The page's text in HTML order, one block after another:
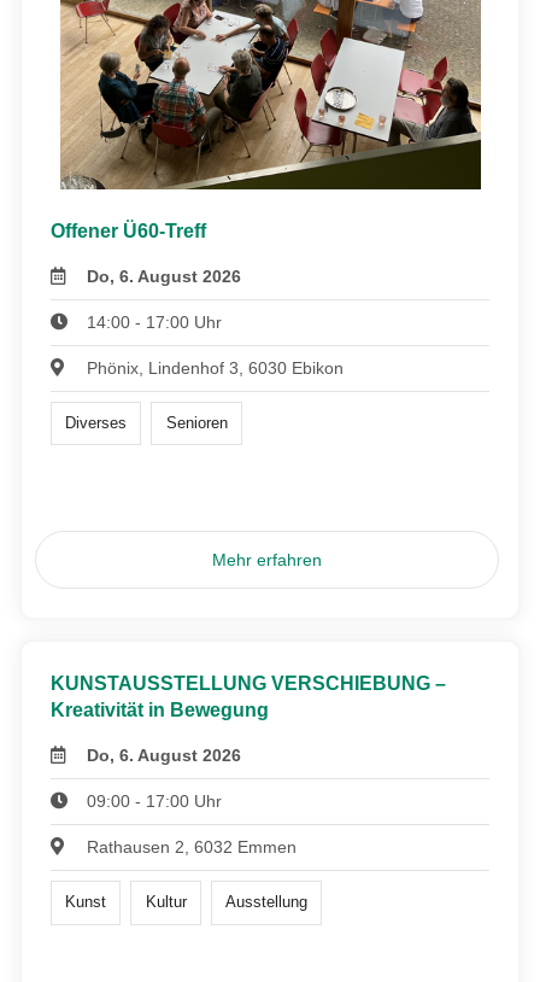
Offener Ü60-Treff
Do, 6. August 2026
14:00 - 17:00 Uhr
Phönix, Lindenhof 3, 6030 Ebikon
Diverses Senioren
Mehr erfahren
KUNSTAUSSTELLUNG VERSCHIEBUNG –
Kreativität in Bewegung
Do, 6. August 2026
09:00 - 17:00 Uhr
Rathausen 2, 6032 Emmen
Kunst Kultur Ausstellung